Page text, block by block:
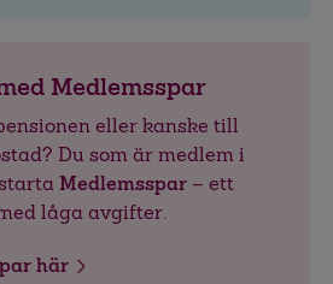
Medlemsspar
eller kanske till
Du som är medlem i
Medlemsspar– ett
låga avgifter.
här